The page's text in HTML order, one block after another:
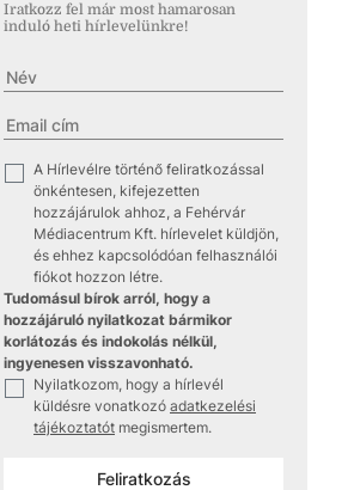
Iratkozz fel már most hamarosan
induló heti hírlevelünkre!
A Hírlevélre történő feliratkozással
önkéntesen, kifejezetten
hozzájárulok ahhoz, a Fehérvár
Médiacentrum Kft. hírlevelet küldjön,
és ehhez kapcsolódóan felhasználói
fiókot hozzon létre.
Tudomásul bírok arról, hogy a
hozzájáruló nyilatkozat bármikor
korlátozás és indokolás nélkül,
ingyenesen visszavonható.
Nyilatkozom, hogy a hírlevél
küldésre vonatkozó adatkezelési
tájékoztatót megismertem.
Feliratkozás